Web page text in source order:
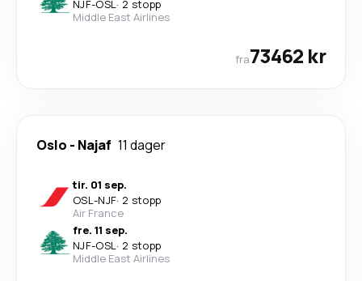
NJF-OSL· 2 stopp
Middle East Airlines
fra73462 kr
Oslo - Najaf 11 dager
tir. 01 sep.
OSL-NJF· 2 stopp
Air France
fre. 11 sep.
NJF-OSL· 2 stopp
Middle East Airlines